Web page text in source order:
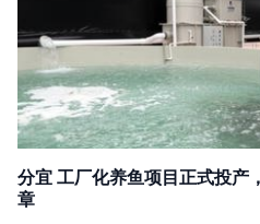
分宜 工厂化养鱼项目正式投产
章